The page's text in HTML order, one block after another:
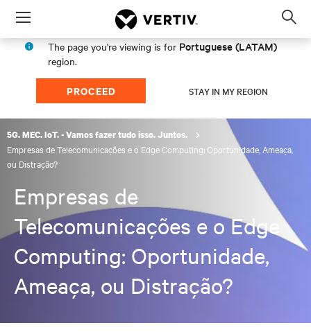
Menu
The page you're viewing is for Portuguese (LATAM)
region.
PROCEED STAY IN MY REGION
5G. MEC. IoT. - Vamos fazer tudo isso. Juntos.
Empresas de Telecomunicações e o Edge Computing: Oportunidade, Ameaça,
ou Distração?
Empresas de
Telecomunicações e o Edge
Computing: Oportunidade,
Ameaça, ou Distração?